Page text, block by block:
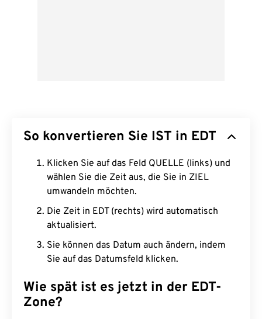
So konvertieren Sie IST in EDT
Klicken Sie auf das Feld QUELLE (links) und
wählen Sie die Zeit aus, die Sie in ZIEL
umwandeln möchten.
Die Zeit in EDT (rechts) wird automatisch
aktualisiert.
Sie können das Datum auch ändern, indem
Sie auf das Datumsfeld klicken.
Wie spät ist es jetzt in der EDT-
Zone?